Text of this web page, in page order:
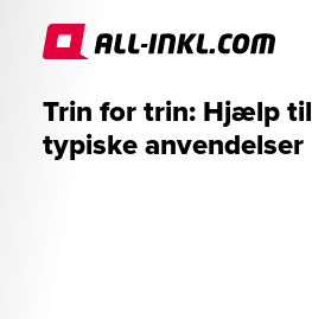
Trin for trin: Hjælp til
typiske anvendelser